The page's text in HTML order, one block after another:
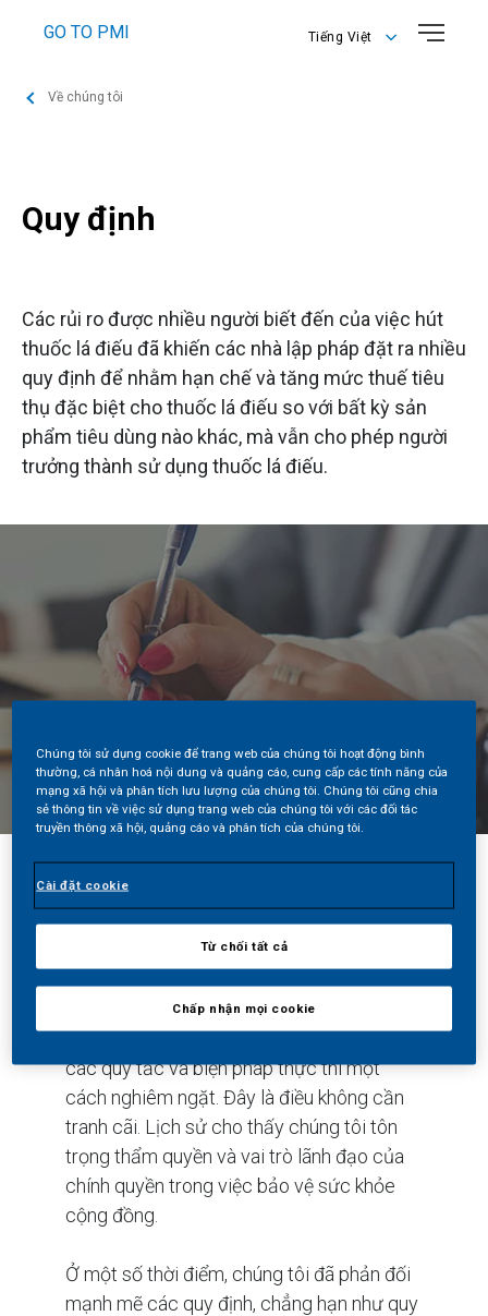
GO TO PMI
Tiếng Việt
Về chúng tôi
Quy định
Các rủi ro được nhiều người biết đến của việc hút
thuốc lá điếu đã khiến các nhà lập pháp đặt ra nhiều
quy định để nhằm hạn chế và tăng mức thuế tiêu
thụ đặc biệt cho thuốc lá điếu so với bất kỳ sản
phẩm tiêu dùng nào khác, mà vẫn cho phép người
trưởng thành sử dụng thuốc lá điếu.
Chia sẻ
Cách tiếp cận Tất yếu
Các sản phẩm thuốc lá điếu nên tuân thủ
các quy tắc và biện pháp thực thi một
cách nghiêm ngặt. Đây là điều không cần
tranh cãi. Lịch sử cho thấy chúng tôi tôn
trọng thẩm quyền và vai trò lãnh đạo của
chính quyền trong việc bảo vệ sức khỏe
cộng đồng.
Ở một số thời điểm, chúng tôi đã phản đối
mạnh mẽ các quy định, chẳng hạn như quy
Chúng tôi sử dụng cookie để trang web của chúng tôi hoạt động bình
thường, cá nhân hoá nội dung và quảng cáo, cung cấp các tính năng của
mạng xã hội và phân tích lưu lượng của chúng tôi. Chúng tôi cũng chia
sẻ thông tin về việc sử dụng trang web của chúng tôi với các đối tác
truyền thông xã hội, quảng cáo và phân tích của chúng tôi.
Cài đặt cookie
Từ chối tất cả
Chấp nhận mọi cookie